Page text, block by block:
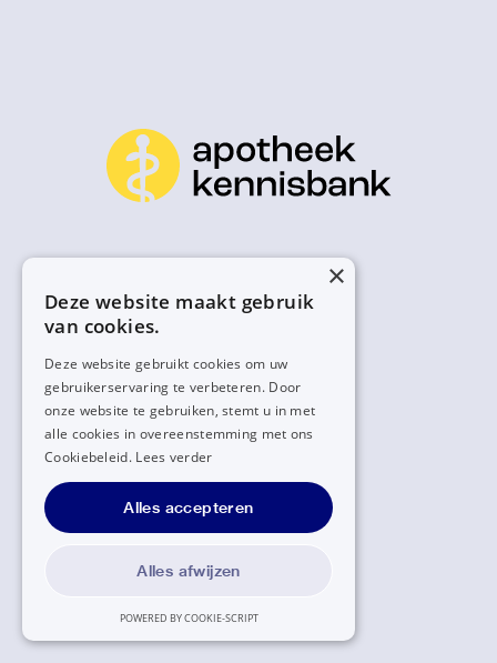
×
Deze website maakt gebruik
van cookies.
Deze website gebruikt cookies om uw
gebruikerservaring te verbeteren. Door
onze website te gebruiken, stemt u in met
alle cookies in overeenstemming met ons
Cookiebeleid. Lees verder
Alles accepteren
Alles afwijzen
POWERED BY COOKIE-SCRIPT